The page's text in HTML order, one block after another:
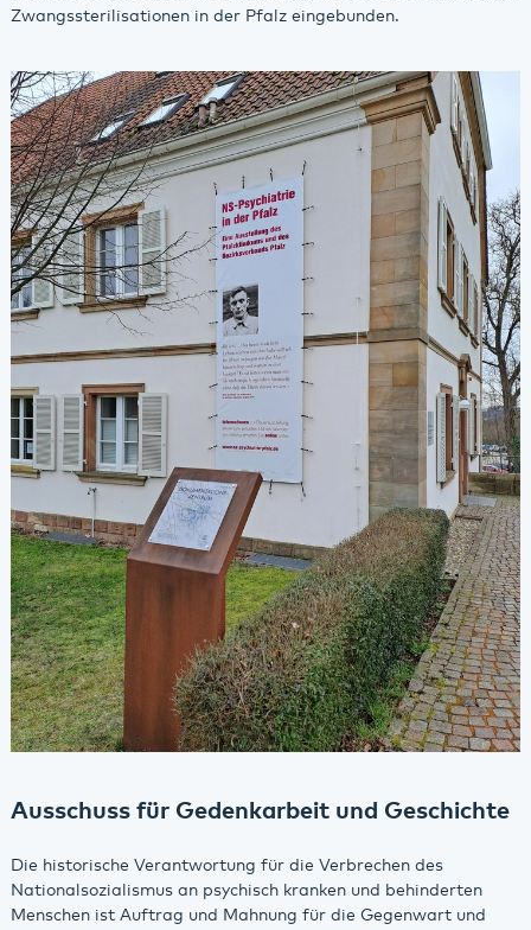
Zwangssterilisationen in der Pfalz eingebunden.
Ausschuss für Gedenkarbeit und Geschichte
Die historische Verantwortung für die Verbrechen des
Nationalsozialismus an psychisch kranken und behinderten
Menschen ist Auftrag und Mahnung für die Gegenwart und